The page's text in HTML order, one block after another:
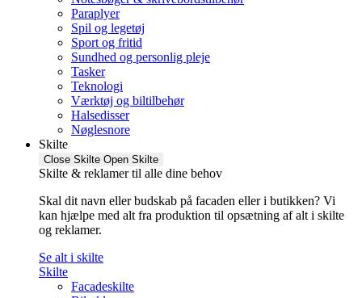
Paraplyer
Spil og legetøj
Sport og fritid
Sundhed og personlig pleje
Tasker
Teknologi
Værktøj og biltilbehør
Halsedisser
Nøglesnore
Skilte
Close Skilte Open Skilte
Skilte & reklamer til alle dine behov
Skal dit navn eller budskab på facaden eller i butikken? Vi
kan hjælpe med alt fra produktion til opsætning af alt i skilte
og reklamer.
Se alt i skilte
Skilte
Facadeskilte